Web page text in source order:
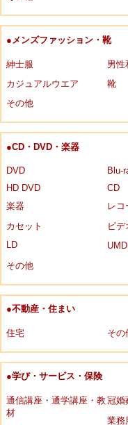
●メンズファッション・靴
紳士服
男性
カジュアルウエア
靴
その他
●CD・DVD・楽器
DVD
Blu-
HD DVD
CD
楽器
レコ
カセット
ビデ
LD
その他
●不動産・住まい
住宅 その
●学び・サービス・保険
通信講座・通学講座・教
材
冠婚
業務